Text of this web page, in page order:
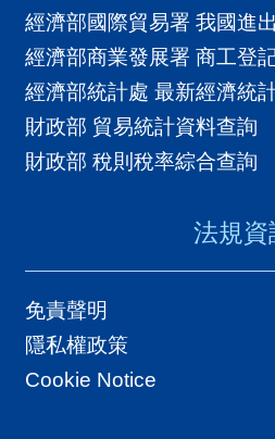
經濟部國際貿易署 我國進
經濟部商業發展署 商工登
經濟部統計處 最新經濟統
財政部 貿易統計資料查詢
財政部 稅則稅率綜合查詢
法規資
免責聲明
隱私權政策
Cookie Notice